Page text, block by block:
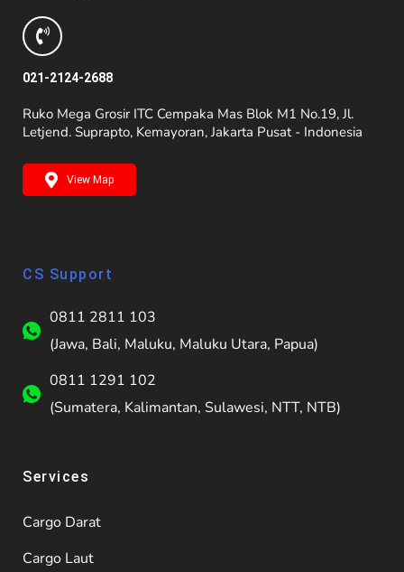
021-2124-2688
Ruko Mega Grosir ITC Cempaka Mas Blok M1 No.19, Jl.
Letjend. Suprapto, Kemayoran, Jakarta Pusat - Indonesia
View Map
CS Support
0811 2811 103
(Jawa, Bali, Maluku, Maluku Utara, Papua)
0811 1291 102
(Sumatera, Kalimantan, Sulawesi, NTT, NTB)
Services
Cargo Darat
Cargo Laut